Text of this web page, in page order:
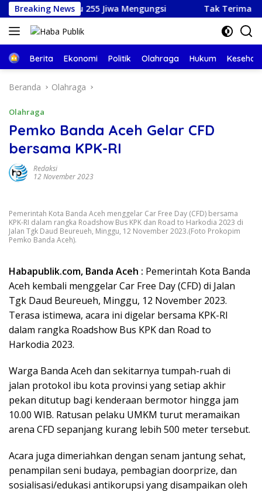
Langsung
ke
konten
Breaking News
atau 255 Jiwa Mengungsi Tak Terima Dipecat, Pria
Beranda
Berita Ekonomi Politik Olahraga Hukum
Beranda Olahraga
Olahraga
Pemko Banda Aceh Gelar CFD
bersama KPK-RI
Redaksi
12 November 2023
Pemerintah Kota Banda Aceh menggelar Car Free Day (CFD) bersama
KPK-RI dalam rangka Roadshow Bus KPK dan Road to Harkodia 2023 di
Jalan Tgk Daud Beureueh, Minggu, 12 November 2023.(Foto Prokopim
Pemko Banda Aceh).
Habapublik.com, Banda Aceh : Pemerintah Kota Banda
Aceh kembali menggelar Car Free Day (CFD) di Jalan
Tgk Daud Beureueh, Minggu, 12 November 2023.
Terasa istimewa, acara ini digelar bersama KPK-RI
dalam rangka Roadshow Bus KPK dan Road to
Harkodia 2023.
Warga Banda Aceh dan sekitarnya tumpah-ruah di
jalan protokol ibu kota provinsi yang setiap akhir
pekan ditutup bagi kenderaan bermotor hingga jam
10.00 WIB. Ratusan pelaku UMKM turut meramaikan
arena CFD sepanjang kurang lebih 500 meter tersebut.
Acara juga dimeriahkan dengan senam jantung sehat,
penampilan seni budaya, pembagian doorprize, dan
sosialisasi/edukasi antikorupsi yang disampaikan oleh